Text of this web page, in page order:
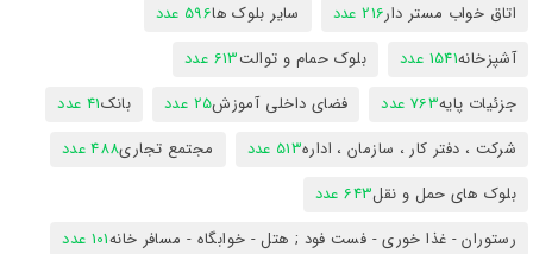
اتاق خواب مستر دار216 عدد سایر بلوک ها596 عدد
آشپزخانه1541 عدد بلوک حمام و توالت613 عدد
جزئیات پایه763 عدد فضای داخلی آموزش25 عدد بانک41 عدد
شرکت ، دفتر کار ، سازمان ، اداره513 عدد مجتمع تجاری488 عدد
بلوک های حمل و نقل643 عدد
رستوران - غذا خوری - فست فود ; هتل - خوابگاه - مسافر خانه101 عدد